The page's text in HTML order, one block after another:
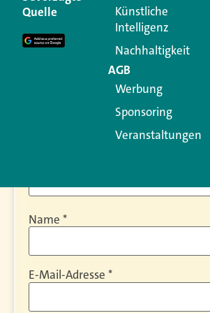
Erforderliche Felder sind mit
Kommentar
Name *
E-Mail-Adresse *
Quelle
Künstliche
Intelligenz
Nachhaltigkeit
AGB
Werbung
Sponsoring
Veranstaltungen